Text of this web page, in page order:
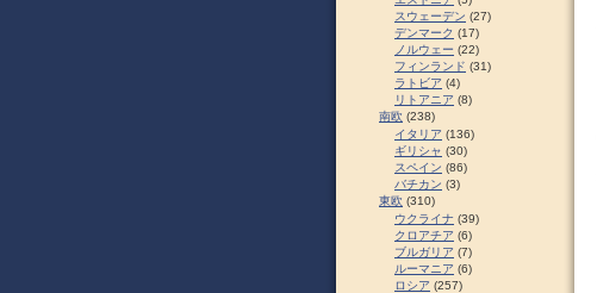
スウェーデン (27)
デンマーク (17)
ノルウェー (22)
フィンランド (31)
ラトビア (4)
リトアニア (8)
南欧 (238)
イタリア (136)
ギリシャ (30)
スペイン (86)
バチカン (3)
東欧 (310)
ウクライナ (39)
クロアチア (6)
ブルガリア (7)
ルーマニア (6)
ロシア (257)